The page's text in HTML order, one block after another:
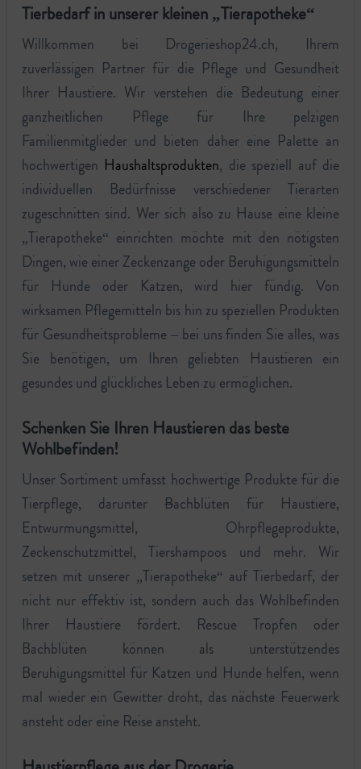
Tierbedarf in unserer kleinen „Tierapotheke“
Willkommen bei Drogerieshop24.ch, Ihrem
zuverlässigen Partner für die Pflege und Gesundheit
Ihrer Haustiere. Wir verstehen die Bedeutung einer
ganzheitlichen Pflege für Ihre pelzigen
Familienmitglieder und bieten daher eine Palette an
hochwertigen Haushaltsprodukten, die speziell auf die
individuellen Bedürfnisse verschiedener Tierarten
zugeschnitten sind. Wer sich also zu Hause eine kleine
„Tierapotheke“ einrichten möchte mit den nötigsten
Dingen, wie einer Zeckenzange oder Beruhigungsmitteln
für Hunde oder Katzen, wird hier fündig. Von
wirksamen Pflegemitteln bis hin zu speziellen Produkten
für Gesundheitsprobleme – bei uns finden Sie alles, was
Sie benötigen, um Ihren geliebten Haustieren ein
gesundes und glückliches Leben zu ermöglichen.
Schenken Sie Ihren Haustieren das beste
Wohlbefinden!
Unser Sortiment umfasst hochwertige Produkte für die
Tierpflege, darunter Bachblüten für Haustiere,
Entwurmungsmittel, Ohrpflegeprodukte,
Zeckenschutzmittel, Tiershampoos und mehr. Wir
setzen mit unserer „Tierapotheke“ auf Tierbedarf, der
nicht nur effektiv ist, sondern auch das Wohlbefinden
Ihrer Haustiere fördert. Rescue Tropfen oder
Bachblüten können als unterstützendes
Beruhigungsmittel für Katzen und Hunde helfen, wenn
mal wieder ein Gewitter droht, das nächste Feuerwerk
ansteht oder eine Reise ansteht.